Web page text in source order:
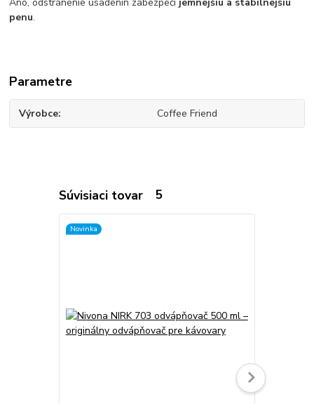
penu.
Parametre
Výrobce Coffee Friend
Súvisiaci tovar 5
Novinka